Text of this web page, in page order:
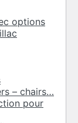
options
– chairs…
pour